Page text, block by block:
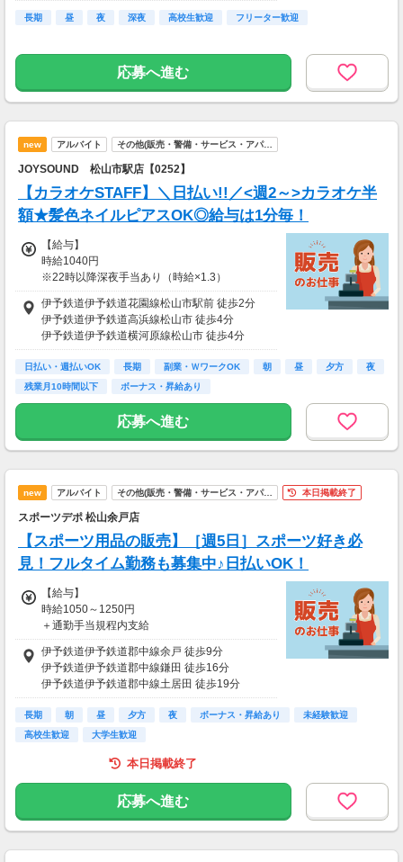
福音寺駅 18分
平井(愛媛県)駅 30分
長期 昼 夜 深夜 高校生歓迎 フリーター歓迎
応募へ進む
new アルバイト その他(販売・警備・サービス・アパ…
JOYSOUND 松山市駅店【0252】
【カラオケSTAFF】＼日払い!!／<週2～>カラオケ半
額★髪色ネイルピアスOK◎給与は1分毎！
【給与】
時給1040円
※22時以降深夜手当あり（時給×1.3）
※研修100ｈ/時給変動ナシ！！
※研修開始から100時間経過した月末までを研
修時給
★1分単位の給与計算でシッカリ支給！無駄な
【給与支払】
日払い
★給与即払い制度あり！
【交通費】
別途一部支給
1日上限500円まで支給
「交通費規定内支給」
伊予鉄道伊予鉄道花園線松山市駅前 徒歩2分
伊予鉄道伊予鉄道高浜線松山市 徒歩4分
伊予鉄道伊予鉄道横河原線松山市 徒歩4分
伊予鉄道伊予鉄道郡中線松山市 徒歩4分
伊予鉄道伊予鉄道城南線南堀端 徒歩6分
日払い・週払いOK 長期 副業・ＷワークOK 朝 昼 夕方
夜
残業月10時間以下
ボーナス・昇給あり
応募へ進む
new アルバイト その他(販売・警備・サービス・アパ… 本日掲載終了
スポーツデポ 松山余戸店
【スポーツ用品の販売】［週5日］スポーツ好き必
見！フルタイム勤務も募集中♪日払いOK！
【給与】
時給1050～1250円
＋通勤手当規程内支給
【給与支払】
月1回
※基本は月払いですが、最短で翌日払いも可能
詳細は面接時にお問い合わせください。
※規定内支給
※通勤方法は面接時にご確認ください
伊予鉄道伊予鉄道郡中線余戸 徒歩9分
伊予鉄道伊予鉄道郡中線鎌田 徒歩16分
伊予鉄道伊予鉄道郡中線土居田 徒歩19分
ＪＲ四国予讃線(高松－宇和島)市坪 車6分
伊予鉄道伊予鉄道郡中線岡田 車7分
長期 朝 昼 夕方 夜 ボーナス・昇給あり
未経験歓迎
高校生歓迎
大学生歓迎
本日掲載終了
応募へ進む